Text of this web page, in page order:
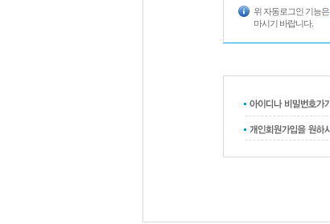
위 자동로그인 기능은
마시기 바랍니다.